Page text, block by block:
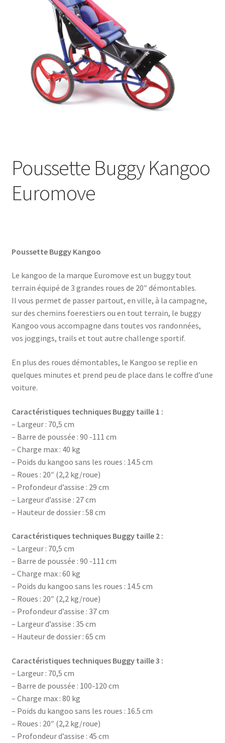
Poussette Buggy Kangoo
Euromove
Poussette Buggy Kangoo
Le kangoo de la marque Euromove est un buggy tout
terrain équipé de 3 grandes roues de 20″ démontables.
Il vous permet de passer partout, en ville, à la campagne,
sur des chemins foerestiers ou en tout terrain, le buggy
Kangoo vous accompagne dans toutes vos randonnées,
vos joggings, trails et tout autre challenge sportif.
En plus des roues démontables, le Kangoo se replie en
quelques minutes et prend peu de place dans le coffre d’une
voiture.
Caractéristiques techniques Buggy taille 1 :
– Largeur : 70,5 cm
– Barre de poussée : 90 -111 cm
– Charge max : 40 kg
– Poids du kangoo sans les roues : 14.5 cm
– Roues : 20″ (2,2 kg/roue)
– Profondeur d’assise : 29 cm
– Largeur d’assise : 27 cm
– Hauteur de dossier : 58 cm
Caractéristiques techniques Buggy taille 2 :
– Largeur : 70,5 cm
– Barre de poussée : 90 -111 cm
– Charge max : 60 kg
– Poids du kangoo sans les roues : 14.5 cm
– Roues : 20″ (2,2 kg/roue)
– Profondeur d’assise : 37 cm
– Largeur d’assise : 35 cm
– Hauteur de dossier : 65 cm
Caractéristiques techniques Buggy taille 3 :
– Largeur : 70,5 cm
– Barre de poussée : 100-120 cm
– Charge max : 80 kg
– Poids du kangoo sans les roues : 16.5 cm
– Roues : 20″ (2,2 kg/roue)
– Profondeur d’assise : 45 cm